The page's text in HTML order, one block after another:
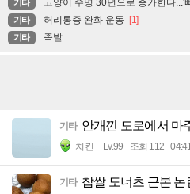
기타
기타 허리통증 완화 운동 [1]
기타 족발
기타 안개낀 도로에서 마
치킨 Lv.99 조회 112 04:41
기타 찹쌀 도너츠 근본 논